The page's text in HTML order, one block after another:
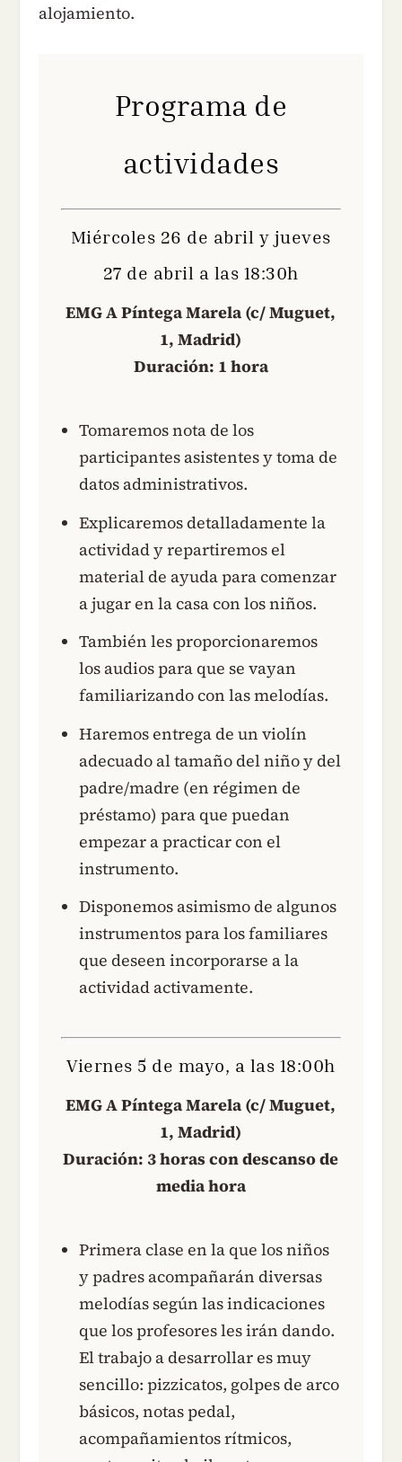
alojamiento.
Programa de
actividades
Miércoles 26 de abril y jueves
27 de abril a las 18:30h
EMG A Píntega Marela (c/ Muguet,
1, Madrid)
Duración: 1 hora
Tomaremos nota de los
participantes asistentes y toma de
datos administrativos.
Explicaremos detalladamente la
actividad y repartiremos el
material de ayuda para comenzar
a jugar en la casa con los niños.
También les proporcionaremos
los audios para que se vayan
familiarizando con las melodías.
Haremos entrega de un violín
adecuado al tamaño del niño y del
padre/madre (en régimen de
préstamo) para que puedan
empezar a practicar con el
instrumento.
Disponemos asimismo de algunos
instrumentos para los familiares
que deseen incorporarse a la
actividad activamente.
Viernes 5 de mayo, a las 18:00h
EMG A Píntega Marela (c/ Muguet,
1, Madrid)
Duración: 3 horas con descanso de
media hora
Primera clase en la que los niños
y padres acompañarán diversas
melodías según las indicaciones
que los profesores les irán dando.
El trabajo a desarrollar es muy
sencillo: pizzicatos, golpes de arco
básicos, notas pedal,
acompañamientos rítmicos,